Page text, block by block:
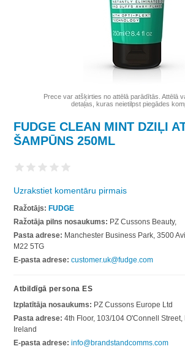
Prece var atšķirties no attēlā parādītās. Attēlā
detaļas, kuras neietilpst piegādes
FUDGE CLEAN MINT DZIĻI
ŠAMPŪNS 250ML
Uzrakstiet komentāru pirmais
Ražotājs: FUDGE
Ražotāja pilns nosaukums: PZ Cussons Beauty,
Pasta adrese: Manchester Business Park, 3500
M22 5TG
E-pasta adrese: customer.uk@fudge.com
Atbildīgā persona ES
Izplatītāja nosaukums: PZ Cussons Europe Ltd
Pasta adrese: 4th Floor, 103/104 O'Connell
Ireland
E-pasta adrese: info@brandstandcomms.com